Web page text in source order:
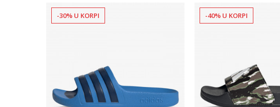
-30% U KORPI -40% U KORPI